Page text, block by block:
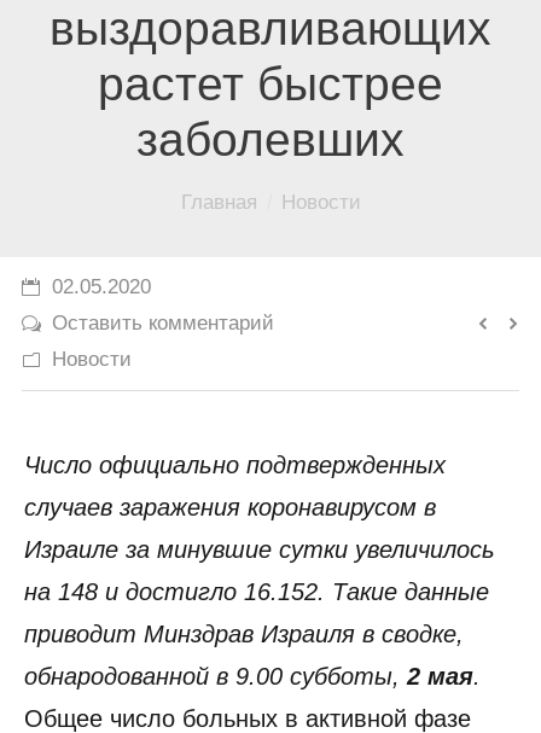
выздоравливающих
растет быстрее
заболевших
Главная Новости
02.05.2020
Оставить комментарий
Новости
Число официально подтвержденных
случаев заражения коронавирусом в
Израиле за минувшие сутки увеличилось
на 148 и достигло 16.152. Такие данные
приводит Минздрав Израиля в сводке,
обнародованной в 9.00 субботы, 2 мая.
Общее число больных в активной фазе